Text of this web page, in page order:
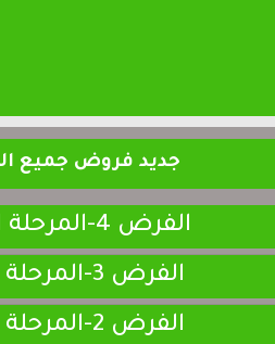
جديد فروض جميع
الفرض 4-المرحلة الرابعة
الفرض 3-المرحلة الثالثة
الفرض 2-المرحلة الثانية